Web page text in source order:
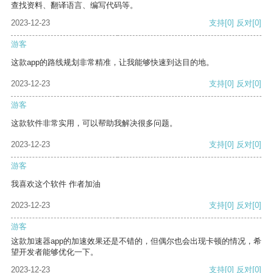
查找资料、翻译语言、编写代码等。
2023-12-23
支持[0] 反对[0]
游客
这款app的路线规划非常精准，让我能够快速到达目的地。
2023-12-23 支持[0] 反对[0]
游客
这款软件非常实用，可以帮助我解决很多问题。
2023-12-23 支持[0] 反对[0]
游客
我喜欢这个软件 作者加油
2023-12-23 支持[0] 反对[0]
游客
这款加速器app的加速效果还是不错的，但偶尔也会出现卡顿的情况，希
望开发者能够优化一下。
2023-12-23
支持[0] 反对[0]